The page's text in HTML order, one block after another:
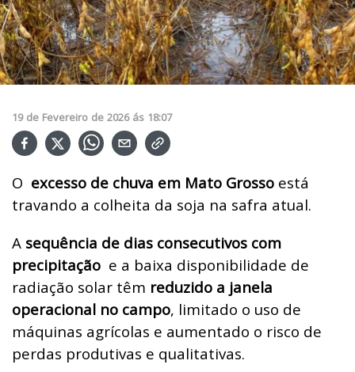
19 de Fevereiro de 2026 ás 18:07
O excesso de chuva em Mato Grosso está
travando a colheita da soja na safra atual.
A sequência de dias consecutivos com
precipitação e a baixa disponibilidade de
radiação solar têm reduzido a janela
operacional no campo, limitado o uso de
máquinas agrícolas e aumentado o risco de
perdas produtivas e qualitativas.